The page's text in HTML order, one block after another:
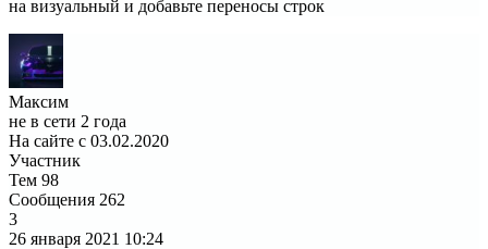
на визуальный и добавьте переносы строк
Максим
не в сети 2 года
На сайте с 03.02.2020
Участник
Тем 98
Сообщения 262
3
26 января 2021 10:24